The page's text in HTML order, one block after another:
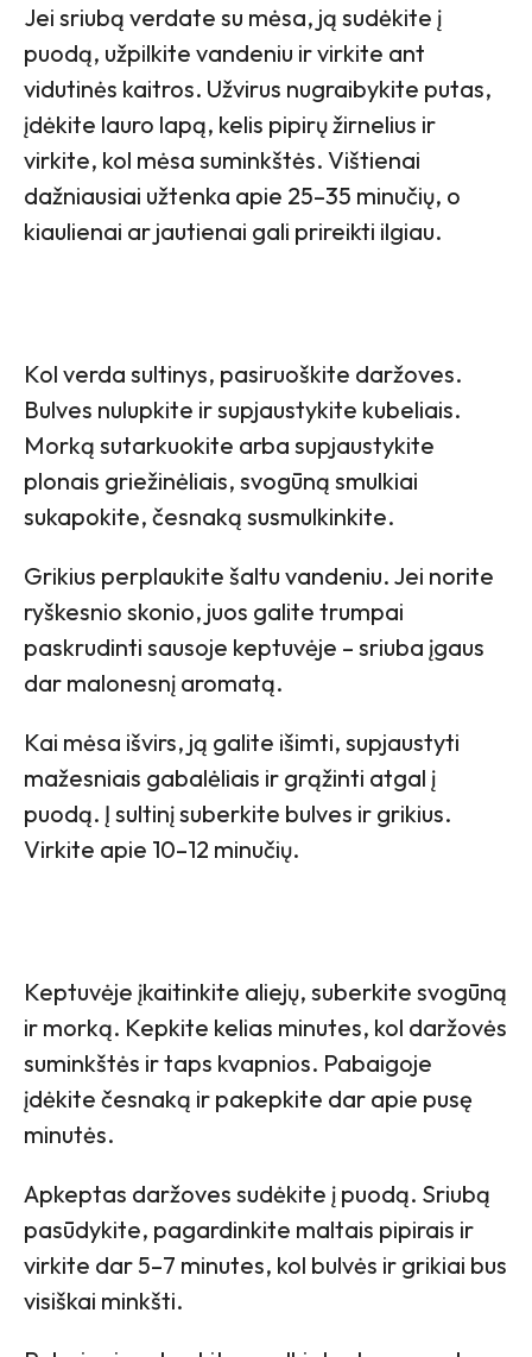
Jei sriubą verdate su mėsa, ją sudėkite į
puodą, užpilkite vandeniu ir virkite ant
vidutinės kaitros. Užvirus nugraibykite putas,
įdėkite lauro lapą, kelis pipirų žirnelius ir
virkite, kol mėsa suminkštės. Vištienai
dažniausiai užtenka apie 25–35 minučių, o
kiaulienai ar jautienai gali prireikti ilgiau.
Kol verda sultinys, pasiruoškite daržoves.
Bulves nulupkite ir supjaustykite kubeliais.
Morką sutarkuokite arba supjaustykite
plonais griežinėliais, svogūną smulkiai
sukapokite, česnaką susmulkinkite.
Grikius perplaukite šaltu vandeniu. Jei norite
ryškesnio skonio, juos galite trumpai
paskrudinti sausoje keptuvėje – sriuba įgaus
dar malonesnį aromatą.
Kai mėsa išvirs, ją galite išimti, supjaustyti
mažesniais gabalėliais ir grąžinti atgal į
puodą. Į sultinį suberkite bulves ir grikius.
Virkite apie 10–12 minučių.
Keptuvėje įkaitinkite aliejų, suberkite svogūną
ir morką. Kepkite kelias minutes, kol daržovės
suminkštės ir taps kvapnios. Pabaigoje
įdėkite česnaką ir pakepkite dar apie pusę
minutės.
Apkeptas daržoves sudėkite į puodą. Sriubą
pasūdykite, pagardinkite maltais pipirais ir
virkite dar 5–7 minutes, kol bulvės ir grikiai bus
visiškai minkšti.